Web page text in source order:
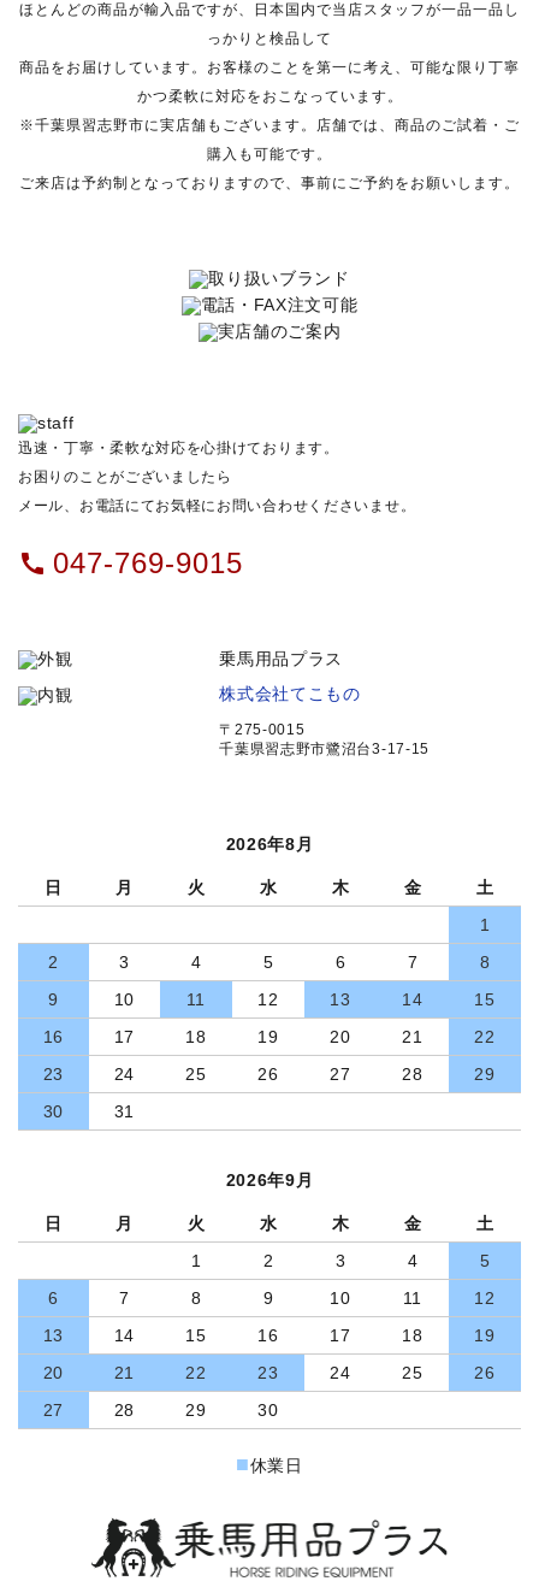
ほとんどの商品が輸入品ですが、日本国内で当店スタッフが一品一品し
っかりと検品して
商品をお届けしています。お客様のことを第一に考え、可能な限り丁寧
かつ柔軟に対応をおこなっています。
※千葉県習志野市に実店舗もございます。店舗では、商品のご試着・ご
購入も可能です。
ご来店は予約制となっておりますので、事前にご予約をお願いします。
迅速・丁寧・柔軟な対応を心掛けております。
お困りのことがございましたら
メール、お電話にてお気軽にお問い合わせくださいませ。
call 047-769-9015
乗馬用品プラス
株式会社てこもの
〒275-0015
千葉県習志野市鷺沼台3-17-15
2026年8月
日 月 火 水 木 金
土
1
2
3 4 5 6 7
8
9
10 11 12 13 14
15
16
17 18 19 20 21
22
23
24 25 26 27 28
29
30
31
2026年9月
日 月 火 水 木 金
土
1
2 3 4
5
6
7 8 9 10 11
12
13
14 15 16 17 18
19
20
21 22 23 24 25
26
27
28 29 30
■休業日